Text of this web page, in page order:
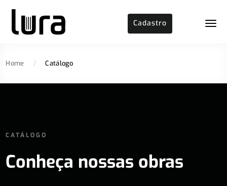
Cadastro
Home / Catálogo
CATÁLOGO
Conheça nossas obras